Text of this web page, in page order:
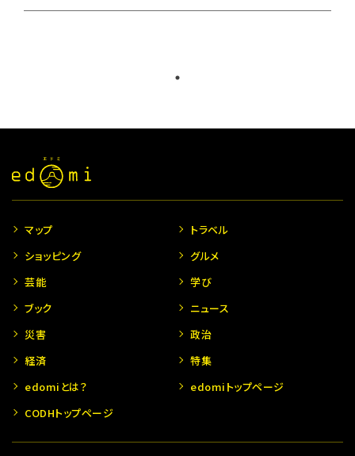
マップ
トラベル
ショッピング
グルメ
芸能
学び
ブック
ニュース
災害
政治
経済
特集
edomiとは？
edomiトップページ
CODHトップページ